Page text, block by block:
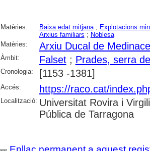
Matèries: Baixa edat mitjana; Explotacions
Arxius familiars ; Noblesa
Matèries:
Arxiu Ducal de
Àmbit: Falset; Prades, serra de
Cronologia: [1153 -1381]
Accés: https://raco.cat/
Localització: Universitat Rovira i
Pública de Tarragona